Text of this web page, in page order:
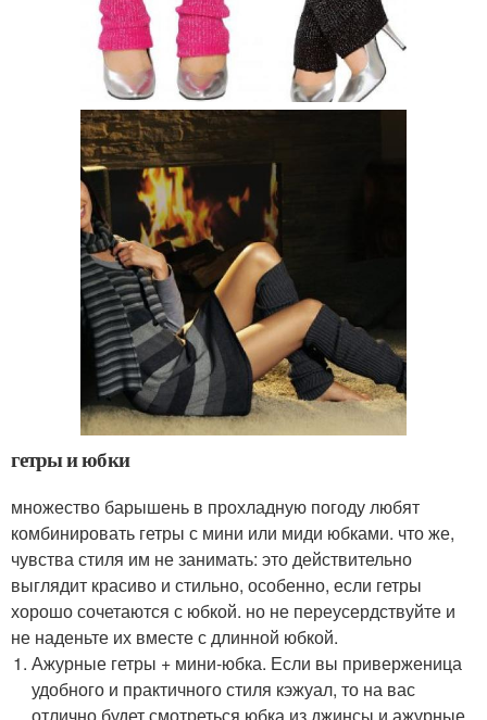
гетры и юбки
множество барышень в прохладную погоду любят
комбинировать гетры с мини или миди юбками. что же,
чувства стиля им не занимать: это действительно
выглядит красиво и стильно, особенно, если гетры
хорошо сочетаются с юбкой. но не переусердствуйте и
не наденьте их вместе с длинной юбкой.
Ажурные гетры + мини-юбка. Если вы приверженица
удобного и практичного стиля кэжуал, то на вас